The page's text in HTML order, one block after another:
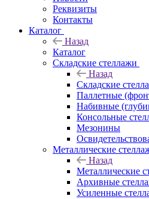
Реквизиты
Контакты
Каталог
Назад
Каталог
Складские стеллажи
Назад
Складские
Паллетные
Набивные
Консольные
Мезонины
Металлические
Назад
Металлические
Архивные
Усиленные